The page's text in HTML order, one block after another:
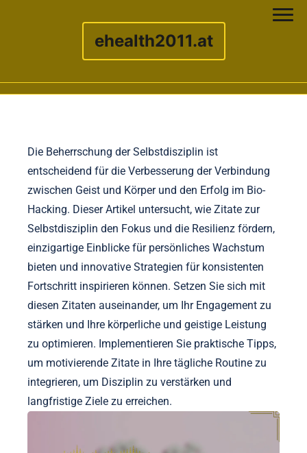
ehealth2011.at
Die Beherrschung der Selbstdisziplin ist
entscheidend für die Verbesserung der Verbindung
zwischen Geist und Körper und den Erfolg im Bio-
Hacking. Dieser Artikel untersucht, wie Zitate zur
Selbstdisziplin den Fokus und die Resilienz fördern,
einzigartige Einblicke für persönliches Wachstum
bieten und innovative Strategien für konsistenten
Fortschritt inspirieren können. Setzen Sie sich mit
diesen Zitaten auseinander, um Ihr Engagement zu
stärken und Ihre körperliche und geistige Leistung
zu optimieren. Implementieren Sie praktische Tipps,
um motivierende Zitate in Ihre tägliche Routine zu
integrieren, um Disziplin zu verstärken und
langfristige Ziele zu erreichen.